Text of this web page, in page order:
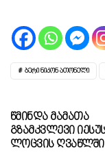
ᲑᲔᲠᲘ ᲜᲘᲙᲝᲜ ᲐᲗᲝᲜᲔᲚᲘ
Წმინდა Მამათა
Გზამკვლევი
Ლოცვის Ღვაწლში